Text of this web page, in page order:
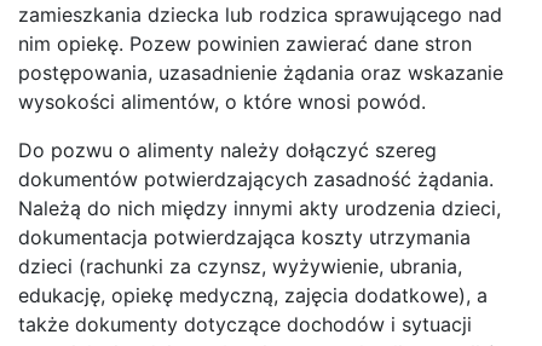
zamieszkania dziecka lub rodzica sprawującego nad
nim opiekę. Pozew powinien zawierać dane stron
postępowania, uzasadnienie żądania oraz wskazanie
wysokości alimentów, o które wnosi powód.
Do pozwu o alimenty należy dołączyć szereg
dokumentów potwierdzających zasadność żądania.
Należą do nich między innymi akty urodzenia dzieci,
dokumentacja potwierdzająca koszty utrzymania
dzieci (rachunki za czynsz, wyżywienie, ubrania,
edukację, opiekę medyczną, zajęcia dodatkowe), a
także dokumenty dotyczące dochodów i sytuacji